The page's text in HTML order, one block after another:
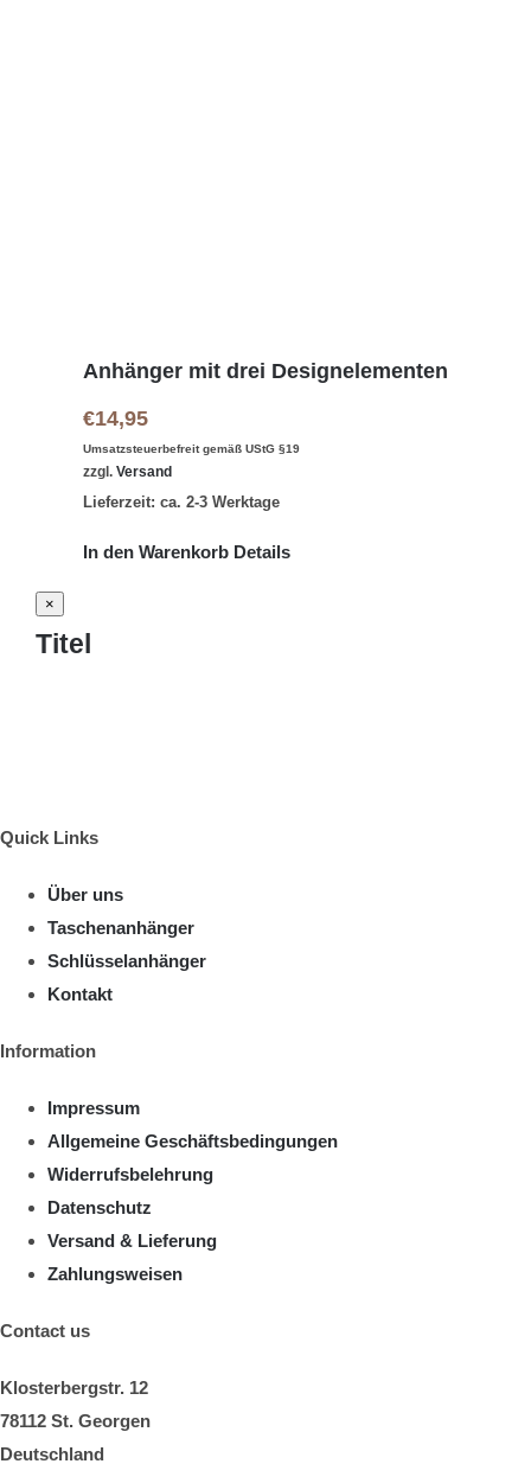
Anhänger mit drei Designelementen
€14,95
Umsatzsteuerbefreit gemäß UStG §19
zzgl. Versand
Lieferzeit: ca. 2-3 Werktage
In den Warenkorb Details
Close
product
quick
view
×
Titel
Quick Links
Über uns
Taschenanhänger
Schlüsselanhänger
Kontakt
Information
Impressum
Allgemeine Geschäftsbedingungen
Widerrufsbelehrung
Datenschutz
Versand & Lieferung
Zahlungsweisen
Contact us
Klosterbergstr. 12
78112 St. Georgen
Deutschland